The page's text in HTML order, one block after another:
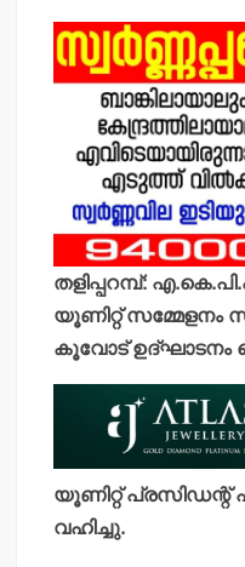
തളിപ്പറമ്പ്:
യൂണിറ്റ് സമ്മേളനം
കൂവോട് ഉദ്ഘാടനം
യൂണിറ്റ് പ്രസിഡന്റ്
വഹിച്ചു.